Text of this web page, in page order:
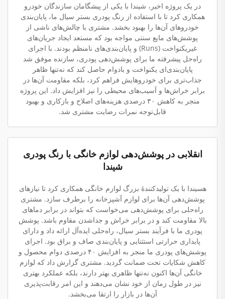
در یک پروژه اخیر، شیندا با یکی از پیشگامان سازندگان خودرو
همکاری کرد تا با استفاده از رنگ پودری بستر سیال ما، پایان‌بندی
خودروهای آن‌ها را بهبود بخشد. مشتری با چالش‌های ناشی از
پوشش‌های مایع سنتی مواجه بود که مستعد ایجاد جریان‌های
غیریکنواخت (Runs) و پایان‌بندی‌های نامنظم بودند. با اجرای
راه‌حل پیشرفته ما برای پوشش‌دهی پودری، سازنده موفق شد
پایان‌بندی‌ای یکنواخت و بادوام حاصل کند که نه‌تنها ظاهر
جذاب‌تری برای خودروهایش فراهم کرد، بلکه مقاومت آن‌ها در
برابر خراش‌ها و آسیب‌های محیطی را نیز افزایش داد. این پروژه
منجر به کاهش ۳۰ درصدی هزینه‌های اصلاح و بازکاری و بهبود
قابل‌توجه نمرات رضایت مشتری شد.
انقلابی در پوشش‌دهی لوازم خانگی با رنگ پودری
شیندا
هسیندا با یک تولیدکنندهٔ بزرگ لوازم خانگی همکاری کرد تا نیازهای
پوشش‌دهی آن‌ها برای لوازم آشپزخانه را برطرف سازد. مشتری
راه‌حلی برای پوشش‌دهی می‌خواست که بتواند در برابر دماهای
بالا مقاومت کند و در برابر خراش و جداشدن مقاوم باشد. پوشش
پودری ما با فرآیند بستر سیال، راه‌حلی ایده‌آل ارائه داد و دارای
پایداری حرارتی استثنایی و پایان‌بندی صاف و براق بود. اجرای
پوشش‌های پودری ما منجر به افزایش ۴۰ درصدی دوام محصول و
کاهش شکایات تحت ضمانت گردید. مشتری گزارش داد که لوازم
خانگی آن‌ها اکنون نه‌تنها ظاهری بهتر دارند، بلکه عملکرد بهتری
نیز در طول زمان از خود نشان می‌دهند و این امر رقابت‌پذیری
آن‌ها در بازار را ارتقا می‌بخشد.